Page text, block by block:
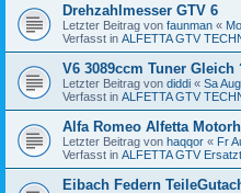
Drehzahlmesser GTV 6
Letzter Beitrag von faunman «
Verfasst in ALFETTA GTV
V6 3089ccm Tuner Gleich
Letzter Beitrag von diddi « Sa
Verfasst in ALFETTA GTV
Alfa Romeo Alfetta
Letzter Beitrag von haqqor « Fr
Verfasst in ALFETTA GTV
Eibach Federn